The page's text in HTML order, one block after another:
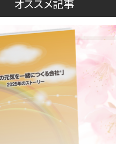
オススメ記事